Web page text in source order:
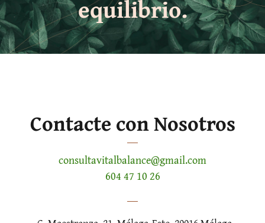
equilibrio.
Contacte con Nosotros
consultavitalbalance@gmail.com
604 47 10 26